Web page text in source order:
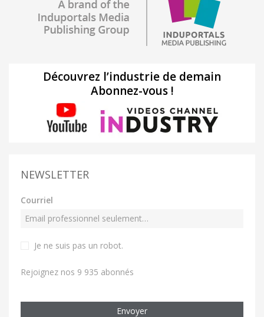
Découvrez l’industrie de demain
Abonnez-vous !
NEWSLETTER
Courriel
Je ne suis pas un robot.
Rejoignez nos 9 935 abonnés
Envoyer